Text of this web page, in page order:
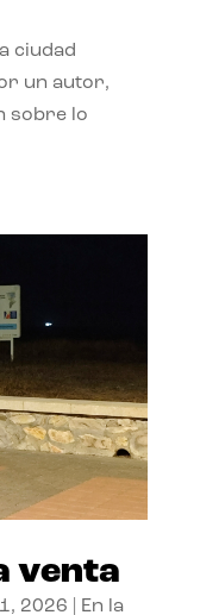
ciudad
un autor,
sobre lo
venta
2026
En la